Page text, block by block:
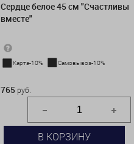
Сердце белое 45 см "Счастливы
вместе"
Карта-10% Самовывоз-10%
765 руб.
В КОРЗИНУ